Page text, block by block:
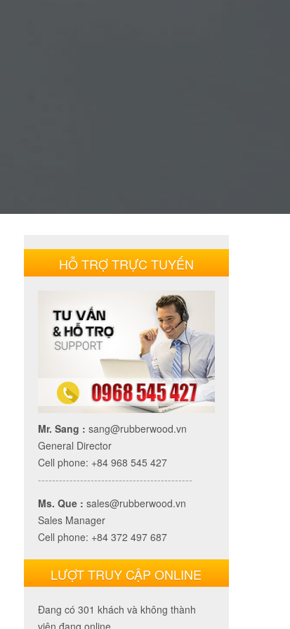
HỖ TRỢ TRỰC TUYẾN
Mr. Sang : sang@rubberwood.vn
General Director
Cell phone: +84 968 545 427
--------------------------------------------
Ms. Que : sales@rubberwood.vn
Sales Manager
Cell phone: +84 372 497 687
LƯỢT TRUY CẬP ONLINE
Đang có 301 khách và không thành